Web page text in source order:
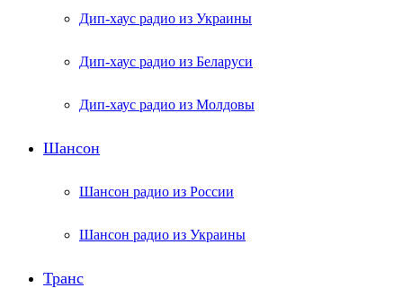
Дип-хаус радио из Украины
Дип-хаус радио из Беларуси
Дип-хаус радио из Молдовы
Шансон
Шансон радио из России
Шансон радио из Украины
Транс